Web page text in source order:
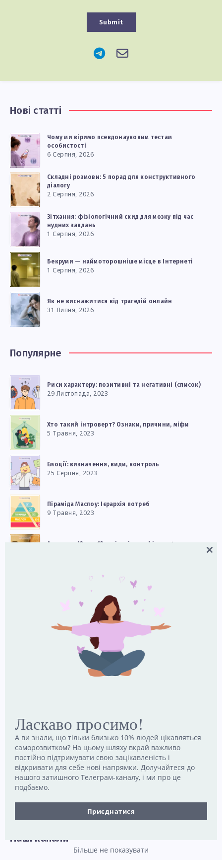
Submit
Нові статті
Чому ми віримо псевдонауковим тестам
особистості
6 Серпня, 2026
Складні розмови: 5 порад для конструктивного
діалогу
2 Серпня, 2026
Зітхання: фізіологічний скид для мозку під час
нудних завдань
1 Серпня, 2026
Бекруми — наймоторошніше місце в Інтернеті
1 Серпня, 2026
Як не виснажитися від трагедій онлайн
31 Липня, 2026
Популярне
Риси характеру: позитивні та негативні (список)
29 Листопада, 2023
Хто такий інтроверт? Ознаки, причини, міфи
5 Травня, 2023
Емоції: визначення, види, контроль
25 Серпня, 2023
Піраміда Маслоу: Ієрархія потреб
9 Травня, 2023
Архетипи Юнга: 12 архітепічних фігур + 4 архетипи
Популярне за місяць
Як розпізнати емоційно доступну людину: 5
практичних ознак
2 Липня, 2026
Парадокс перерв: як відпочивати, щоб справді
відновлюватися
Чому двоє людей бачать одну й ту саму історію
по‑різному: що каже нейронаука
5 Липня, 2026
Чому культура звинувачення стала нормою — і як
зменшити її вплив у стосунках і на роботі
Наші канали
Close
Ласкаво просимо!
А ви знали, що тільки близько 10% людей цікавляться
саморозвитком? На цьому шляху вкрай важливо
постійно підтримувати свою зацікавленість і
відкривати для себе нові напрямки. Долучайтеся до
нашого затишного Телеграм-каналу, і ми про це
подбаємо.
Приєднатися
Більше не показувати